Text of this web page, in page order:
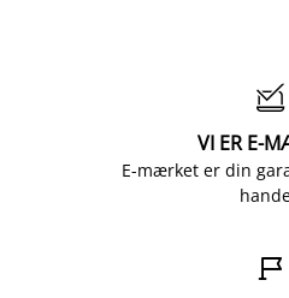

VI ER E-
E-mærket er din
